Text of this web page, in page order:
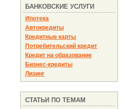
БАНКОВСКИЕ УСЛУГИ
Ипотека
Автокредиты
Кредитные карты
Потребительский кредит
Кредит на образование
Бизнес-кредиты
Лизинг
СТАТЬИ ПО ТЕМАМ